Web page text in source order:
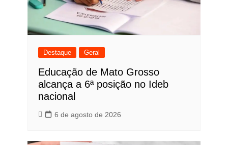
Destaque Geral
Educação de Mato Grosso
alcança a 6ª posição no Ideb
nacional
6 de agosto de 2026